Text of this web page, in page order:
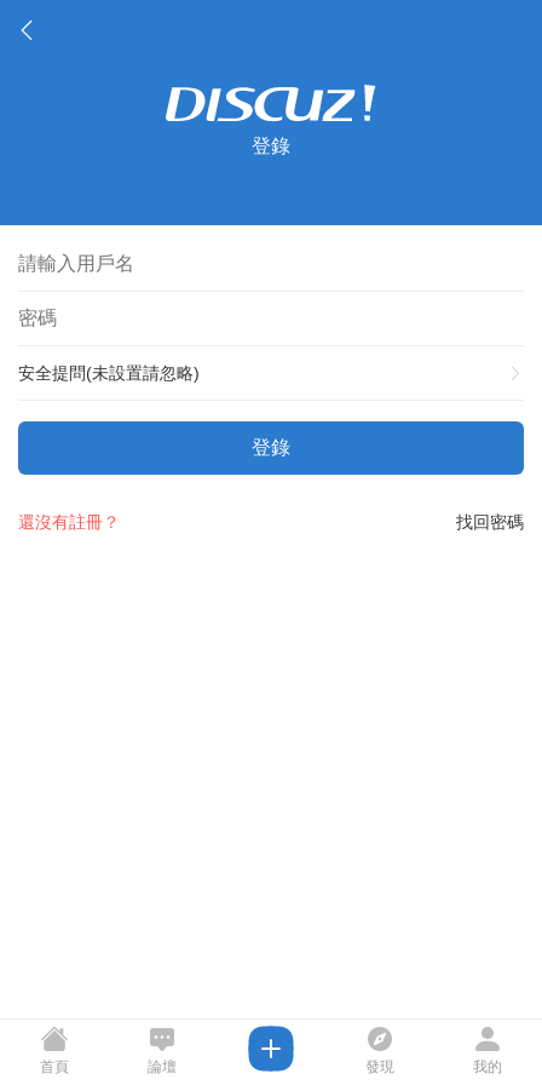
登錄
安全提問(未設置請忽略)
登錄
找回密碼
還沒有註冊？
首頁 論壇 發現 我的